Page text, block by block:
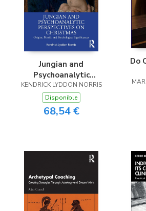
Jungian and
Psychoanalytic
Perspectives on
Christmas
KENDRICK LYDDON NORRIS
Disponible
68,54 €
Do